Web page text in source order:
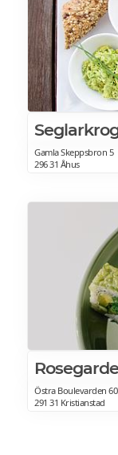
Gamla Skeppsbron 5
296 31 Åhus
Östra Boulevarden
291 31 Kristianstad